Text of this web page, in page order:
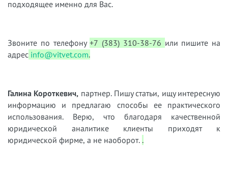
подходящее именно для Вас.
Звоните по телефону+7 (383) 310-38-76 или пишите на
адрес info@vitvet.com.
Галина Короткевич, партнер. Пишу статьи, ищу интересную
информацию и предлагаю способы ее практического
использования. Верю, что благодаря качественной
юридической аналитике клиенты приходят к
юридической фирме, а не наоборот. .